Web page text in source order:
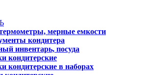
мерные емкости
кондитера
инвентарь, посуда
кондитерские
кондитерские в наборах